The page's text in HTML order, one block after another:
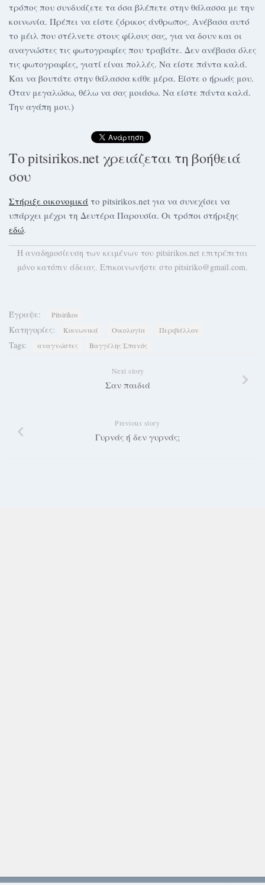
τρόπος που συνδυάζετε τα όσα βλέπετε στην θάλασσα με την
κοινωνία. Πρέπει να είστε ζόρικος άνθρωπος. Ανέβασα αυτό
το μέιλ που στέλνετε στους φίλους σας, για να δουν και οι
αναγνώστες τις φωτογραφίες που τραβάτε. Δεν ανέβασα όλες
τις φωτογραφίες, γιατί είναι πολλές. Να είστε πάντα καλά.
Και να βουτάτε στην θάλασσα κάθε μέρα. Είστε ο ήρωάς μου.
Όταν μεγαλώσω, θέλω να σας μοιάσω. Να είστε πάντα καλά.
Την αγάπη μου.)
Το pitsirikos.net χρειάζεται τη βοήθειά
σου
Στήριξε οικονομικά το pitsirikos.net για να συνεχίσει να
υπάρχει μέχρι τη Δευτέρα Παρουσία. Οι τρόποι στήριξης
εδώ.
H αναδημοσίευση των κειμένων του pitsirikos.net επιτρέπεται
μόνο κατόπιν άδειας. Επικοινωνήστε στο pitsiriko@gmail.com.
Έγραψε: Pitsirikos
Κατηγορίες: Κοινωνικά Οικολογία Περιβάλλον
Tags: αναγνώστες Βαγγέλης Σπανός
Next story
Σαν παιδιά
Previous story
Γυρνάς ή δεν γυρνάς;